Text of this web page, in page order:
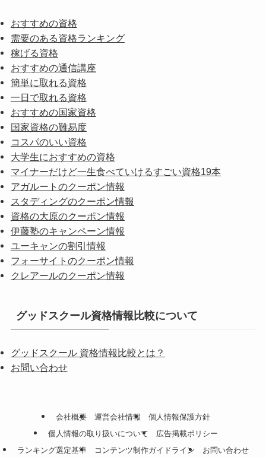
おすすめの資格
需要のある資格ランキング
稼げる資格
おすすめの通信講座
簡単に取れる資格
一日で取れる資格
おすすめの国家資格
国家資格の難易度
コスパのいい資格
大学生におすすめの資格
マイナーだけど一生食べていけるすごい資格19本
アガルートのクーポン情報
スタディングのクーポン情報
資格の大原のクーポン情報
伊藤塾のキャンペーン情報
ユーキャンの割引情報
フォーサイトのクーポン情報
クレアールのクーポン情報
グッドスクール資格情報比較について
グッドスクール 資格情報比較とは？
お問い合わせ
会社概要 運営会社情報
個人情報保護方針
個人情報の取り扱いについて
広告掲載ポリシー
ランキング選定基準
コンテンツ制作ガイドライン お問い合わせ